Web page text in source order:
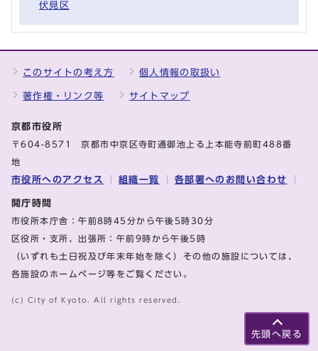
伏見区
先頭へ戻る
このサイトの考え方 個人情報の取扱い
著作権・リンク等 サイトマップ
京都市役所
〒604-8571 京都市中京区寺町通御池上る上本能寺前町488番
地
市役所へのアクセス 組織一覧 各部署へのお問い合わせ
開庁時間
市役所本庁舎：午前8時45分から午後5時30分
区役所・支所、出張所：午前9時から午後5時
（いずれも土日祝及び年末年始を除く）その他の施設については、
各施設のホームページ等をご覧ください。
(c) City of Kyoto. All rights reserved.